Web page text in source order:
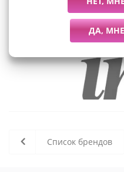
Список брендов